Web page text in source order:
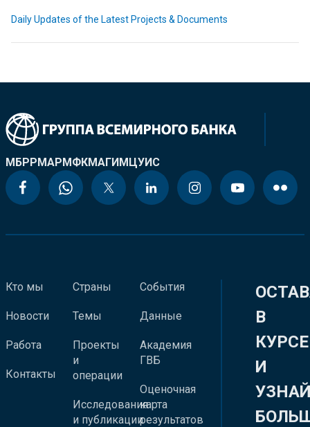
Daily Updates of the Latest Projects & Documents
МБРРМАРМФКМАГИМЦУИС
Кто мы
Новости
Работа
Контакты
Страны
Темы
Проекты
и
операции
Исследования
и публикации
События
Данные
Академия
ГВБ
Оценочная
карта
результатов
В
КУРСЕ
И